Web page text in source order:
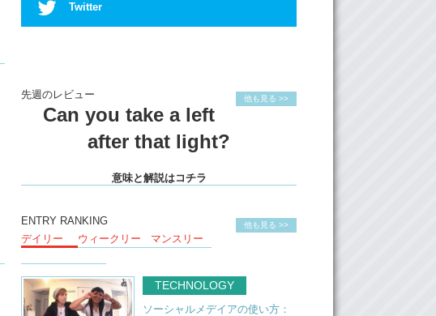
Twitter
他も見る >>
先週のレビュー
Can you take a left
after that light?
意味と解説はコチラ
他も見る >>
ENTRY RANKING
デイリー
ウィークリー マンスリー
TECHNOLOGY
ソーシャルメデイアの使い方：